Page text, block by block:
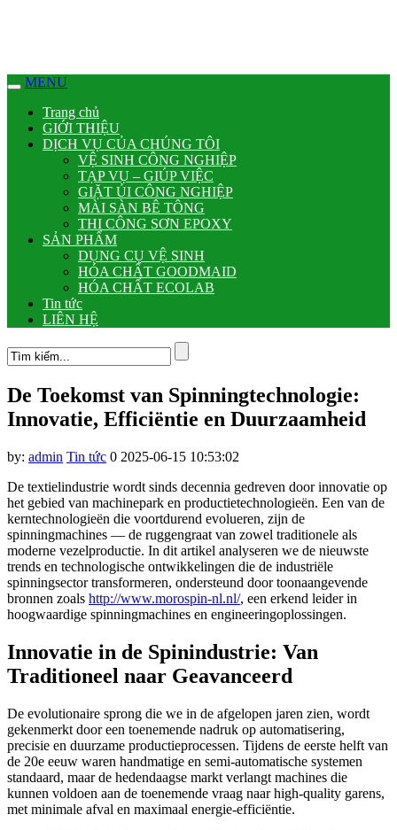
MENU
Trang chủ
GIỚI THIỆU
DỊCH VỤ CỦA CHÚNG TÔI
VỆ SINH CÔNG NGHIỆP
TẠP VỤ – GIÚP VIỆC
GIẶT ỦI CÔNG NGHIỆP
MÀI SÀN BÊ TÔNG
THI CÔNG SƠN EPOXY
SẢN PHẨM
DỤNG CỤ VỆ SINH
HÓA CHẤT GOODMAID
HÓA CHẤT ECOLAB
Tin tức
LIÊN HỆ
De Toekomst van Spinningtechnologie:
Innovatie, Efficiëntie en Duurzaamheid
by: admin Tin tức 0 2025-06-15 10:53:02
De textielindustrie wordt sinds decennia gedreven door innovatie op
het gebied van machinepark en productietechnologieën. Een van de
kerntechnologieën die voortdurend evolueren, zijn de
spinningmachines — de ruggengraat van zowel traditionele als
moderne vezelproductie. In dit artikel analyseren we de nieuwste
trends en technologische ontwikkelingen die de industriële
spinningsector transformeren, ondersteund door toonaangevende
bronnen zoals http://www.morospin-nl.nl/, een erkend leider in
hoogwaardige spinningmachines en engineeringoplossingen.
Innovatie in de Spinindustrie: Van
Traditioneel naar Geavanceerd
De evolutionaire sprong die we in de afgelopen jaren zien, wordt
gekenmerkt door een toenemende nadruk op automatisering,
precisie en duurzame productieprocessen. Tijdens de eerste helft van
de 20e eeuw waren handmatige en semi-automatische systemen
standaard, maar de hedendaagse markt verlangt machines die
kunnen voldoen aan de toenemende vraag naar high-quality garens,
met minimale afval en maximaal energie-efficiëntie.